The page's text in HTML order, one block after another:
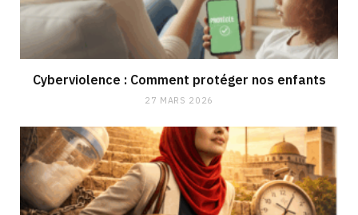
Cyberviolence : Comment protéger nos enfants
27 MARS 2026